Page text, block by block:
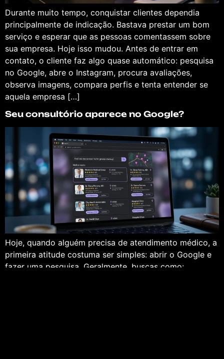
Durante muito tempo, conquistar clientes dependia
principalmente de indicação. Bastava prestar um bom
serviço e esperar que as pessoas comentassem sobre
sua empresa. Hoje isso mudou. Antes de entrar em
contato, o cliente faz algo quase automático: pesquisa
no Google, abre o Instagram, procura avaliações,
observa imagens, compara perfis e tenta entender se
aquela empresa […]
Seu consultório aparece no Google?
Hoje, quando alguém precisa de atendimento médico, a
primeira atitude costuma ser simples: abrir o Google e
fazer uma pesquisa. Geralmente, buscas como: